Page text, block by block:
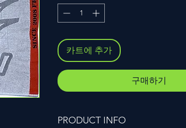
카트에 추가
구매하기
PRODUCT INFO